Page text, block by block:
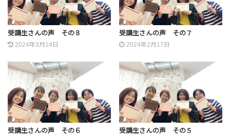
受講生さんの声 その８
2024年3月14日
受講生さんの声 その７
2024年2月17日
受講生さんの声 その６ 受講生さんの声 その５